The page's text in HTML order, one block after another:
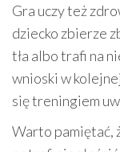
Gra uczy też
dziecko zbierze
tła albo trafi na
wnioski w
się treningiem
Warto pamiętać,